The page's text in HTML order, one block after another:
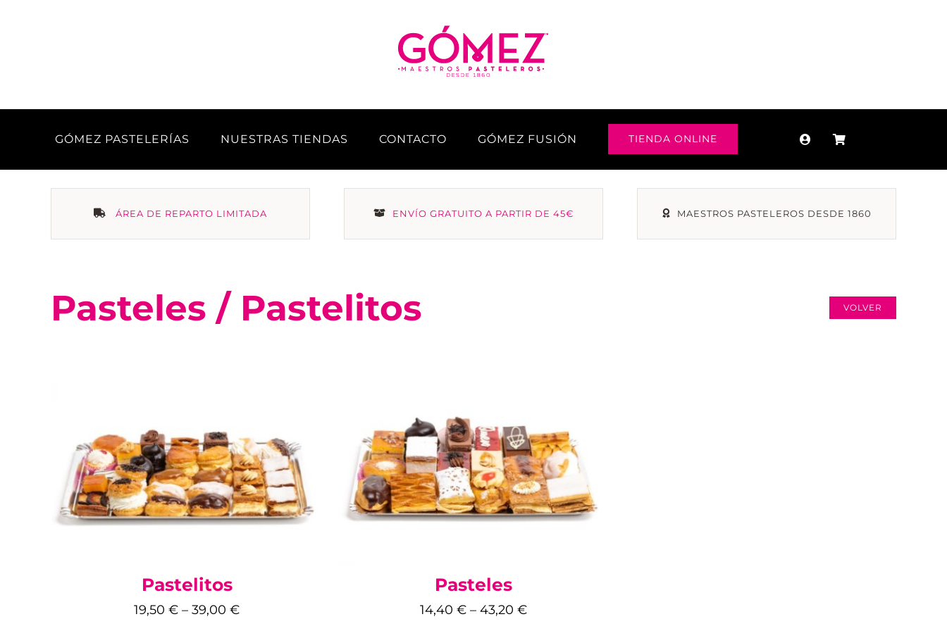
GÓMEZ PASTELERÍAS NUESTRAS TIENDAS CONTACTO GÓMEZ FUSIÓN TIENDA ONLINE
ÁREA DE REPARTO LIMITADA ENVÍO GRATUITO A PARTIR DE 45€ MAESTROS PASTELEROS DESDE 1860
Pasteles / Pastelitos VOLVER
Pastelitos
19,50€ –39,00€
Pasteles
14,40 €– 43,20 €